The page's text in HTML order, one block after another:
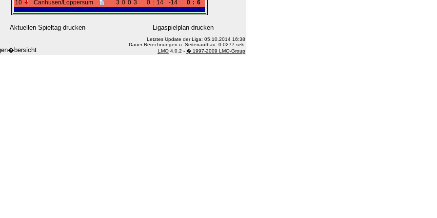
10
Canhusen/Loppersum 3 0 0 3 0 : 14 -14 0 : 6
Aktuellen Spieltag drucken Ligaspielplan drucken
Letztes Update der Liga: 05.10.2014 16:38
Dauer Berechnungen u. Seitenaufbau: 0.0277 sek.
LMO4.0.2 - � 1997-2009 LMO-Group